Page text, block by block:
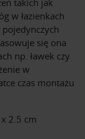
w łazienkach
pojedynczych
się ona
np. ławek czy
w
czas montażu
2.5 cm